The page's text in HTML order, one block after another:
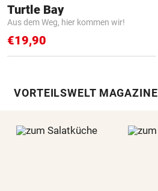
Turtle Bay
Aus dem Weg, hier kommen wir!
€19,90
VORTEILSWELT MAGAZINE